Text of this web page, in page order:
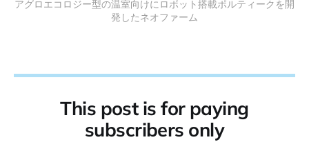
アグロエコロジー型の温室向けにロボット搭載ポルティークを開
発したネオファーム
This post is for paying
subscribers only